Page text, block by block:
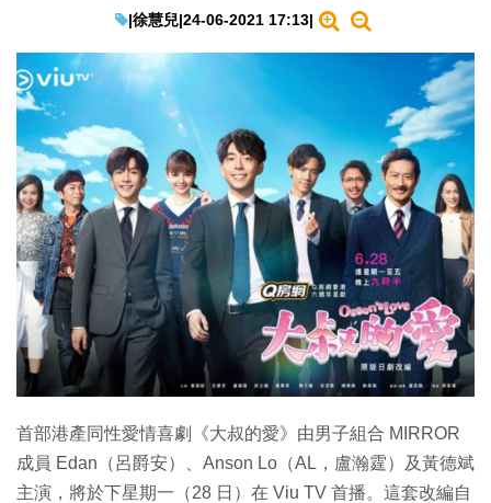
教學評測
EduTech
IT Times
生成式AI與雲端應用
Enterprise Digital Transformation
特集
|徐慧兒|24-06-2021 17:13|
首部港產同性愛情喜劇《大叔的愛》由男子組合 MIRROR
成員 Edan（呂爵安）、Anson Lo（AL，盧瀚霆）及黃德斌
主演，將於下星期一（28 日）在 Viu TV 首播。這套改編自